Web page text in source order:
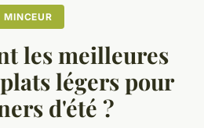
MINCEUR
les meilleures
légers pour
d'été ?